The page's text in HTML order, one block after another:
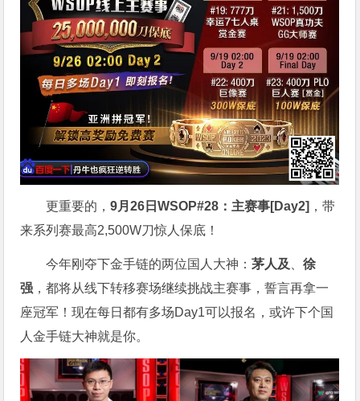
更重要的，9月26日WSOP#28：主赛事[Day2] ，带
来系列赛最高2,500W刀惊人保底！
今年刚夺下金手链的两位国人大神：茅人及 、徐
强 ，都将从线下转移赛场继续挑战主赛事，誓言再拿一
座冠军！现在每日都有多场Day1可以报名，或许下个国
人金手链大神就是你。